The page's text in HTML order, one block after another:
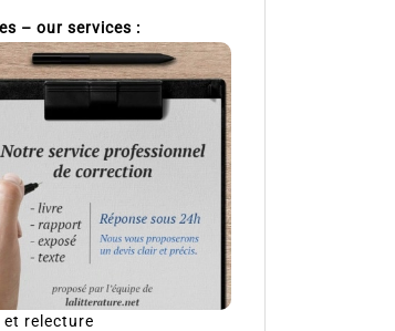
– our services :
relecture